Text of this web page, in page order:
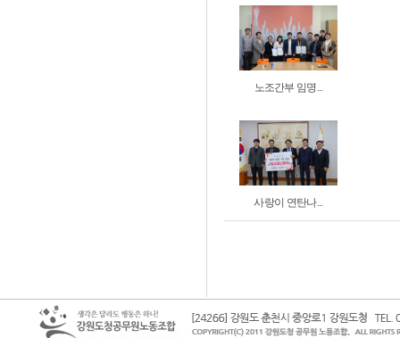
노조간부 임명...
사랑이 연탄나...